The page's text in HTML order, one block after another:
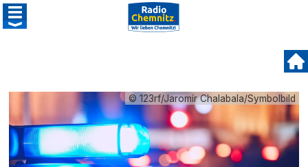
© 123rf/Jaromír Chalabala/Symbolbild